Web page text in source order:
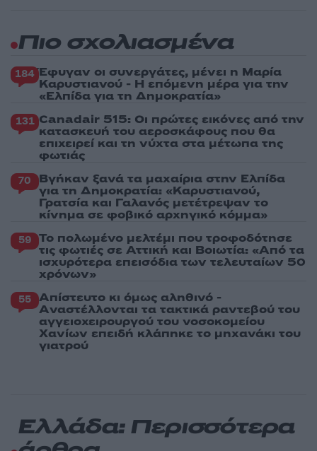
Πιο σχολιασμένα
184 Έφυγαν οι συνεργάτες, μένει η Μαρία
Καρυστιανού - Η επόμενη μέρα για την
«Ελπίδα για τη Δημοκρατία»
131 Canadair 515: Οι πρώτες εικόνες από την
κατασκευή του αεροσκάφους που θα
επιχειρεί και τη νύχτα στα μέτωπα της
φωτιάς
70 Βγήκαν ξανά τα μαχαίρια στην Ελπίδα
για τη Δημοκρατία: «Καρυστιανού,
Γρατσία και Γαλανός μετέτρεψαν το
κίνημα σε φοβικό αρχηγικό κόμμα»
59 Το πολωμένο μελτέμι που τροφοδότησε
τις φωτιές σε Αττική και Βοιωτία: «Από τα
ισχυρότερα επεισόδια των τελευταίων 50
χρόνων»
55 Απίστευτο κι όμως αληθινό -
Aναστέλλονται τα τακτικά ραντεβού του
αγγειοχειρουργού του νοσοκομείου
Χανίων επειδή κλάπηκε το μηχανάκι του
γιατρού
Ελλάδα: Περισσότερα